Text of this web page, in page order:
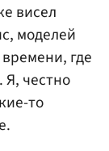
висел
моделей
где
честно
то